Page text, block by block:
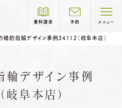
資料請求 予約 メニュー
婚約指輪デザイン事例34112（岐阜本店）
輪デザイン事例
岐阜本店）